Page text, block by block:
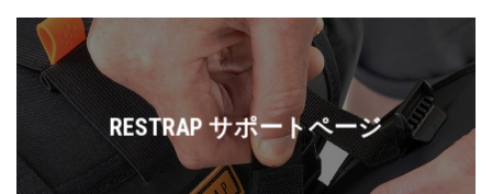
RESTRAP サポートページ